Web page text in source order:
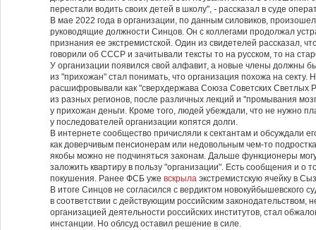
перестали водить своих детей в школу", - рассказал в суде
В мае 2022 года в организации, по данным силовиков,
руководящие должности Синцов. Он с коллегами продолжал
признания ее экстремистской. Один из свидетелей рассказал,
говорили об СССР и зачитывали тексты то на русском, то на
У организации появился свой алфавит, а новые члены должны
из "прихожан" стал понимать, что организация похожа на
расшифровывали как "сверхдержава Союза Советских
из разных регионов, после различных лекций и "промывания
у прихожан деньги. Кроме того, людей убеждали, что не нужно
у последователей организации копятся долги.
В интернете сообщество причисляли к сектантам и обсуждали
как доверчивым пенсионерам или недовольным чем-то
якобы можно не подчиняться законам. Дальше функционеры
заложить квартиру в пользу "организации". Есть сообщения и о
покушения. Ранее ФСБ уже вскрыла экстремистскую ячейку в
В итоге Синцов не согласился с вердиктом новокуйбышевского
в соответствии с действующим российским законодательством,
организацией деятельности российских институтов, стал
инстанции. Но облсуд оставил решение в силе.